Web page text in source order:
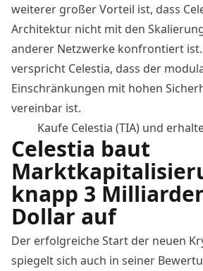
weiterer großer Vorteil ist, dass
Architektur nicht mit den
anderer Netzwerke konfrontiert
verspricht Celestia, dass der
Einschränkungen mit hohen
vereinbar ist.
Kaufe Celestia (TIA) und
Celestia baut
knapp 3
Dollar auf
Der erfolgreiche Start der neuen
spiegelt sich auch in seiner